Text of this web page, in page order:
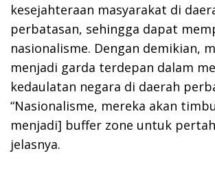
kesejahteraan masyarakat di
perbatasan, sehingga dapat
nasionalisme. Dengan demikian,
menjadi garda terdepan dalam
kedaulatan negara di daerah
“Nasionalisme, mereka akan
menjadi] buffer zone untuk
jelasnya.